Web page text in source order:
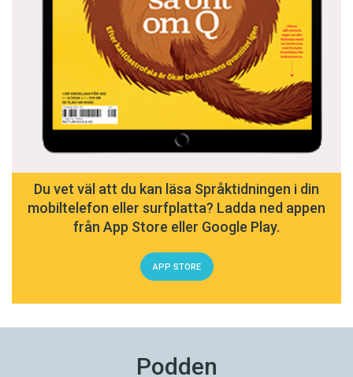
Du vet väl att du kan läsa Språktidningen i din
mobiltelefon eller surfplatta? Ladda ned appen
från App Store eller Google Play.
APP STORE
Podden